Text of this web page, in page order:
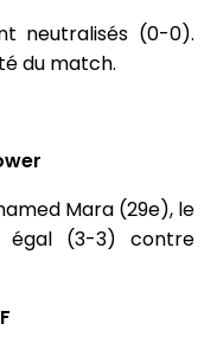
neutralisés (0-0).
du match.
Mara (29e), le
égal (3-3) contre